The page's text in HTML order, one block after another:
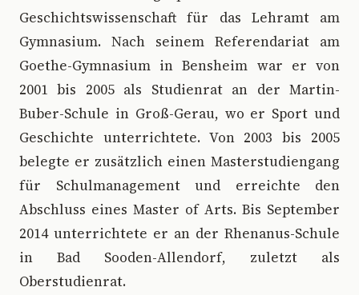
Geschichtswissenschaft für das Lehramt am
Gymnasium. Nach seinem Referendariat am
Goethe-Gymnasium in Bensheim war er von
2001 bis 2005 als Studienrat an der Martin-
Buber-Schule in Groß-Gerau, wo er Sport und
Geschichte unterrichtete. Von 2003 bis 2005
belegte er zusätzlich einen Masterstudiengang
für Schulmanagement und erreichte den
Abschluss eines Master of Arts. Bis September
2014 unterrichtete er an der Rhenanus-Schule
in Bad Sooden-Allendorf, zuletzt als
Oberstudienrat.